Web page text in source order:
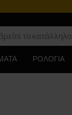
ΡΟΛΟΓΙΑ